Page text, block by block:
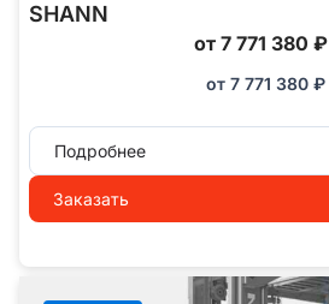
SHANN
от 7 771 380 ₽
от 7 771 380 ₽
Подробнее
Заказать